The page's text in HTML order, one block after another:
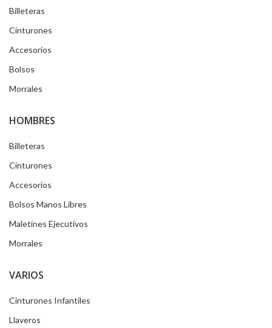
Billeteras
Cinturones
Accesorios
Bolsos
Morrales
HOMBRES
Billeteras
Cinturones
Accesorios
Bolsos Manos Libres
Maletines Ejecutivos
Morrales
VARIOS
Cinturones Infantiles
Llaveros